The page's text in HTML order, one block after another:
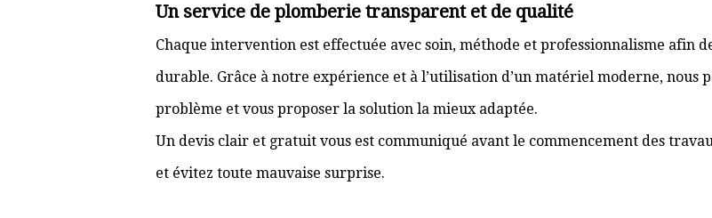
Un service de plomberie transparent et de qualité
Chaque intervention est effectuée avec soin, méthode et professionnalisme afin
durable. Grâce à notre expérience et à l’utilisation d’un matériel moderne,
problème et vous proposer la solution la mieux adaptée.
Un devis clair et gratuit vous est communiqué avant le commencement des
et évitez toute mauvaise surprise.